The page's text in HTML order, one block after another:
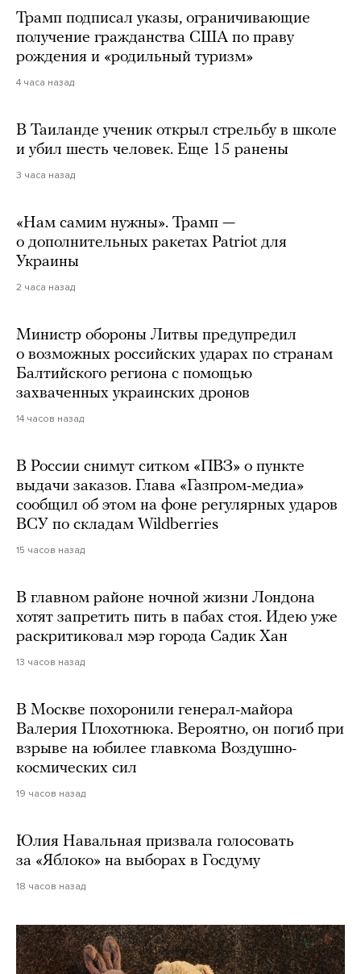
Трамп подписал указы, ограничивающие
получение гражданства США по праву
рождения и «родильный туризм»
4 часа назад
В Таиланде ученик открыл стрельбу в школе
и убил шесть человек. Еще 15 ранены
3 часа назад
«Нам самим нужны». Трамп —
о дополнительных ракетах Patriot для
Украины
2 часа назад
Министр обороны Литвы предупредил
о возможных российских ударах по странам
Балтийского региона с помощью
захваченных украинских дронов
14 часов назад
В России снимут ситком «ПВЗ» о пункте
выдачи заказов. Глава «Газпром-медиа»
сообщил об этом на фоне регулярных ударов
ВСУ по складам Wildberries
15 часов назад
В главном районе ночной жизни Лондона
хотят запретить пить в пабах стоя. Идею уже
раскритиковал мэр города Садик Хан
13 часов назад
В Москве похоронили генерал-майора
Валерия Плохотнюка. Вероятно, он погиб при
взрыве на юбилее главкома Воздушно-
космических сил
19 часов назад
Юлия Навальная призвала голосовать
за «Яблоко» на выборах в Госдуму
18 часов назад